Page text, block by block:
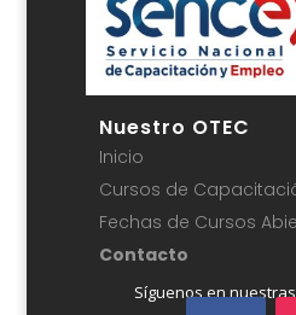
Nuestro OTEC
Inicio
Cursos de
Fechas de Cursos
Contacto
Síguenos en